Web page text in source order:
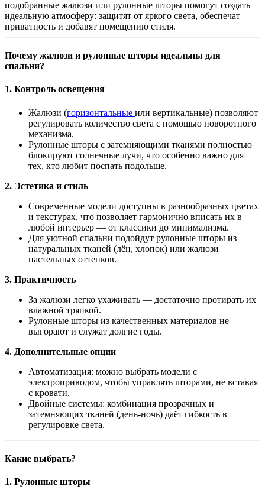
подобранные жалюзи или рулонные шторы помогут создать
идеальную атмосферу: защитят от яркого света, обеспечат
приватность и добавят помещению стиля.
Почему жалюзи и рулонные шторы идеальны для
спальни?
1. Контроль освещения
Жалюзи (горизонтальные или вертикальные) позволяют
регулировать количество света с помощью поворотного
механизма.
Рулонные шторы с затемняющими тканями полностью
блокируют солнечные лучи, что особенно важно для
тех, кто любит поспать подольше.
2. Эстетика и стиль
Современные модели доступны в разнообразных цветах
и текстурах, что позволяет гармонично вписать их в
любой интерьер — от классики до минимализма.
Для уютной спальни подойдут рулонные шторы из
натуральных тканей (лён, хлопок) или жалюзи
пастельных оттенков.
3. Практичность
За жалюзи легко ухаживать — достаточно протирать их
влажной тряпкой.
Рулонные шторы из качественных материалов не
выгорают и служат долгие годы.
4. Дополнительные опции
Автоматизация: можно выбрать модели с
электроприводом, чтобы управлять шторами, не вставая
с кровати.
Двойные системы: комбинация прозрачных и
затемняющих тканей (день-ночь) даёт гибкость в
регулировке света.
Какие выбрать?
1. Рулонные шторы